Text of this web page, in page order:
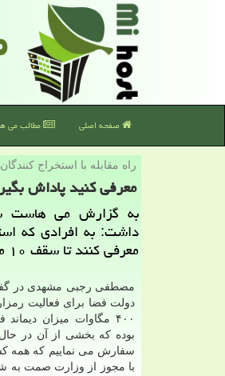
صفحه اصلی مطالب می
راه مقابله با استخراج
معرفی كنید پاداش
به گزارش می هاست
داشت: به افرادی كه
معرفی كنند تا سقف ۱۰ میلیون تومان پاداش داده می شود.
مصطفی رجبی مشهدی در
دولت فضا برای فعالیت
۴۰۰ مگاوات میزان
بوده که بخشی از آن در
سفارش می نماییم که همه
با مجوز از وزارت صمت به